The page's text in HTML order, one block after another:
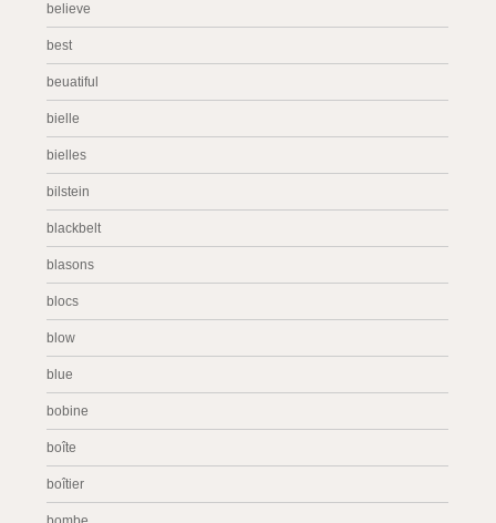
believe
best
beuatiful
bielle
bielles
bilstein
blackbelt
blasons
blocs
blow
blue
bobine
boîte
boîtier